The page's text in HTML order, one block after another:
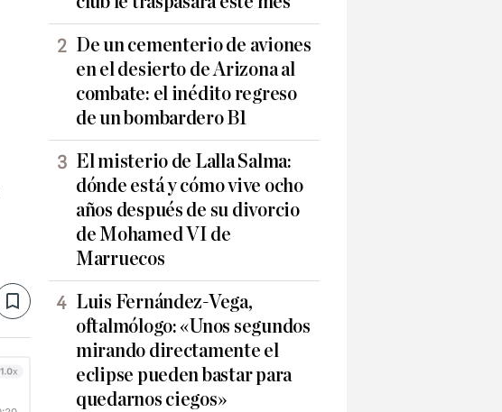
Save
De un cementerio de aviones
en el desierto de Arizona al
combate: el inédito regreso
de un bombardero B1
El misterio de Lalla Salma:
dónde está y cómo vive ocho
años después de su divorcio
de Mohamed VI de
Marruecos
Luis Fernández-Vega,
oftalmólogo: «Unos segundos
mirando directamente el
eclipse pueden bastar para
quedarnos ciegos»